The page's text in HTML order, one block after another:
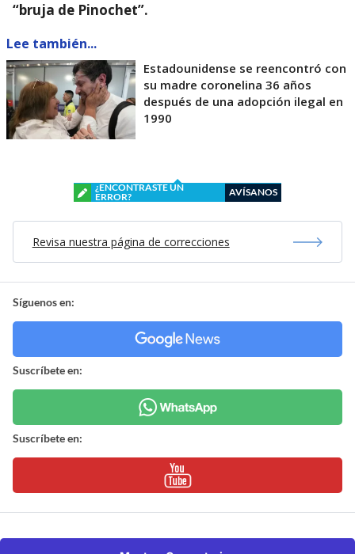
“bruja de Pinochet”.
Lee también...
Estadounidense se reencontró con
su madre coronelina 36 años
después de una adopción ilegal en
1990
¿ENCONTRASTE UN
ERROR?
AVÍSANOS
Revisa nuestra página de correcciones
Síguenos en:
Suscríbete en:
Suscríbete en: